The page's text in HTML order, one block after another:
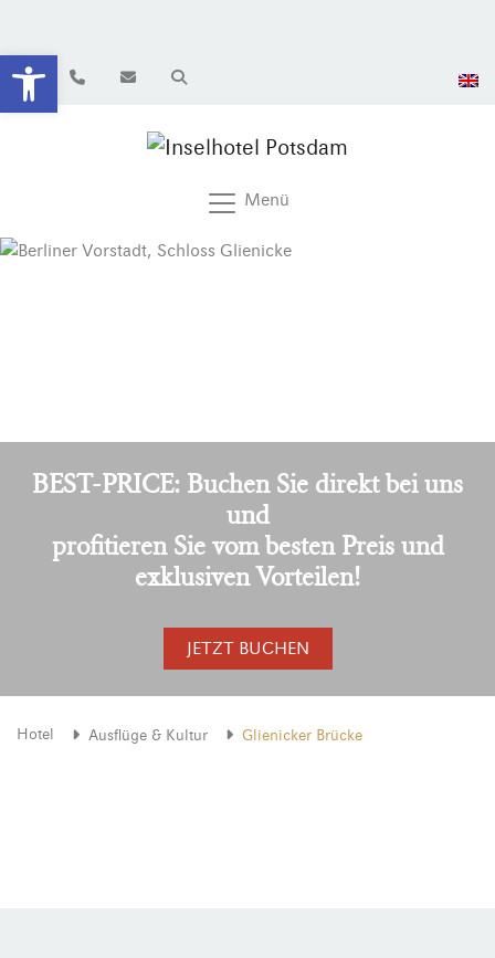
Werkzeugleiste öffnen
Menü
BEST-PRICE: Buchen Sie direkt bei uns
und
profitieren Sie vom besten Preis und
exklusiven Vorteilen!
JETZT BUCHEN
Hotel Ausflüge & Kultur Glienicker Brücke